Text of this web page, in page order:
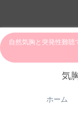
自然気胸と突発性難聴
気
ホーム